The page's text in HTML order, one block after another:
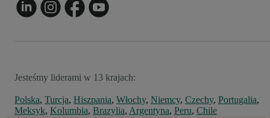
Jesteśmy liderami w 13 krajach:
Polska, Turcja, Hiszpania, Włochy, Niemcy, Czechy, Portugalia,
Meksyk, Kolumbia, Brazylia, Argentyna, Peru, Chile